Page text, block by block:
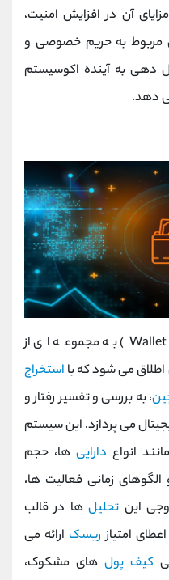
آن در افزایش امنیت،
مربوط به حریم خصوصی و
به آینده‌ اکوسیستم
دهد.
والت اینتلیجنس (Wallet Intelligence) به مجموعه ‌ای از
می ‌شود که با استخراج
، به بررسی و تفسیر رفتار و
می ‌پردازد. این سیستم‌
انواع دارایی ‌ها، حجم
زمانی فعالیت ‌ها،
این تحلیل‌ها در قالب
امتیاز ریسک ارائه می
کیف پول‌های مشکوک،